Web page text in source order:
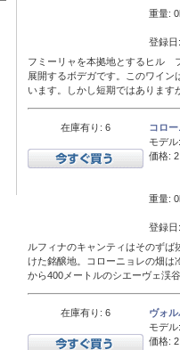
重量:
登録
フミーリャを本拠地とするヒル
展開するボデガです。このワイ
います。しかし短期ではありま
在庫有り: 6
コロ
モデル:
価格:
重量:
登録
ルフィナのキャンティはそのず
けた銘醸地。コローニョレの畑は
から400メートルのシエーヴェ渓
在庫有り: 6
ヴォ
モデル:
価格: